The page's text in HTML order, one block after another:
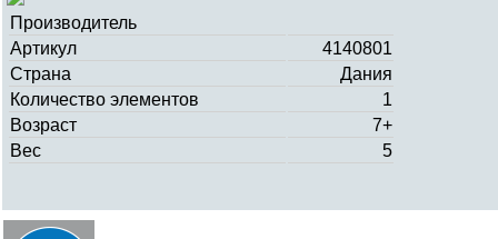
Производитель
Артикул
4140801
Страна
Дания
Количество элементов
1
Возраст
7+
Вес
5